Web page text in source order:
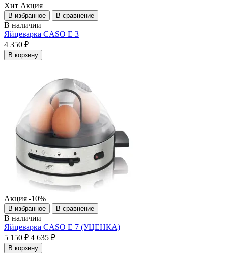
Хит Акция
В избранное В сравнение
В наличии
Яйцеварка CASO E 3
4 350 ₽
В корзину
Акция -10%
В избранное В сравнение
В наличии
Яйцеварка CASO E 7 (УЦЕНКА)
5 150 ₽ 4 635 ₽
В корзину